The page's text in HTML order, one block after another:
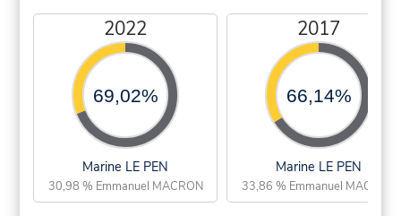
2022
69,02%
Marine LE PEN
30,98 % Emmanuel MACRON
2017
66,14%
Marine LE PEN
33,86 % Emmanuel MACRON